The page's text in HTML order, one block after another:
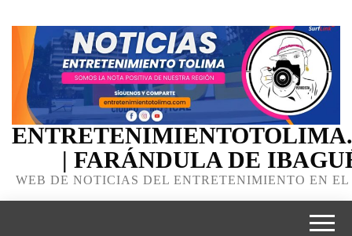
| FARÁNDULA DE
WEB DE NOTICIAS DEL ENTRETENIMIENTO EN